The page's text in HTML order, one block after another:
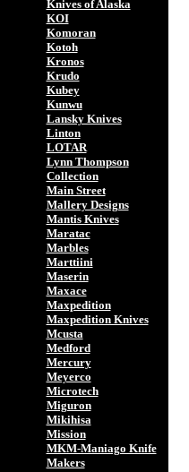
Knives of Alaska
KOI
Komoran
Kotoh
Kronos
Krudo
Kubey
Kunwu
Lansky Knives
Linton
LOTAR
Lynn Thompson
Collection
Main Street
Mallery Designs
Mantis Knives
Maratac
Marbles
Marttiini
Maserin
Maxace
Maxpedition
Maxpedition Knives
Mcusta
Medford
Mercury
Meyerco
Microtech
Miguron
Mikihisa
Mission
MKM-Maniago Knife
Makers